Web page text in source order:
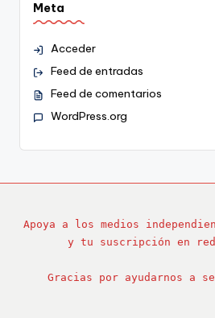
Meta
Acceder
Feed de entradas
Feed de comentarios
WordPress.org
Apoya a los medios
y tu suscripción en
Gracias por ayudarnos a